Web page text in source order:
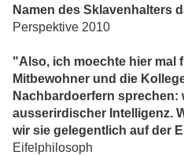
Namen des Sklavenhalters
Perspektive 2010
"Also, ich moechte hier mal
Mitbewohner und die
Nachbardoerfern
ausserirdischer Intelligenz.
wir sie gelegentlich auf der
Eifelphilosoph